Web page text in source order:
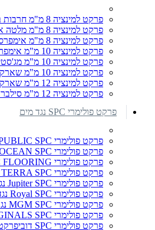
פרקט למינציה 8 מ"מ חרבות ברזל
פרקט למינציה 8 מ"מ מלטה איילנד
פרקט למינציה 8 מ"מ אימפרסיב פלוס
פרקט למינציה 10 מ"מ אימפרסיב פלוס
פרקט למינציה 10 מ"מ מג'סטיק קראון
פרקט למינציה 10 מ"מ שארק אושן 10
פרקט למינציה 12 מ"מ שארק אושן 12
פרקט למינציה 12 מ"מ סילבר ווילואו
פרקט פולימרי SPC נגד מים
פרקט פולימרי REPUBLIC SPC נגד מים
פרקט פולימרי OCEAN SPC פנטום נגד מים
פרקט פולימרי SPC FLOORING נגד מים
פרקט פולימרי TERRA SPC טרה נגד מים
פרקט פולימרי Jupiter SPC נגד מים
פרקט פולימרי Royal SPC נגד מים
פרקט פולימרי MGM SPC נגד מים
פרקט פולימרי ORIGINALS SPC נגד מים
פרקט פולימרי SPC דוביפרקט נגד מים